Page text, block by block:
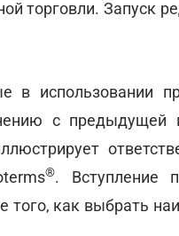
торговли. Запуск
в использовании
с предыдущей
®. Вступление
того, как выбрать